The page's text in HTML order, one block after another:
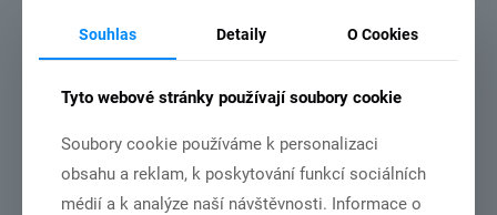
DSC01001
Souhlas Detaily O Cookies
Tyto webové stránky používají soubory cookie
Soubory cookie používáme k personalizaci
obsahu a reklam, k poskytování funkcí sociálních
médií a k analýze naší návštěvnosti. Informace o